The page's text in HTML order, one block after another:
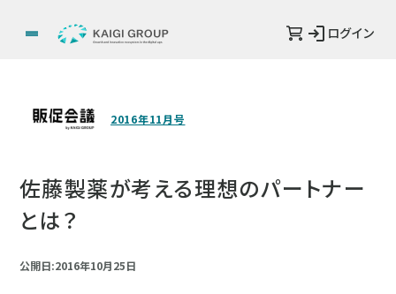
ログイン
2016年11月号
佐藤製薬が考える理想のパートナー
とは？
公開日:2016年10月25日